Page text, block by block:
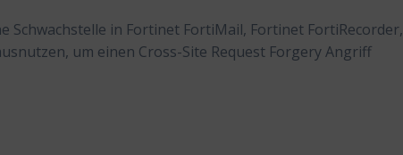
in Fortinet FortiMail, Fortinet FortiRecorder,
um einen Cross-Site Request Forgery Angriff